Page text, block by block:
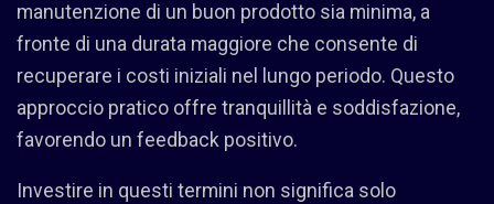
manutenzione di un buon prodotto sia minima, a
fronte di una durata maggiore che consente di
recuperare i costi iniziali nel lungo periodo. Questo
approccio pratico offre tranquillità e soddisfazione,
favorendo un feedback positivo.
Investire in questi termini non significa solo